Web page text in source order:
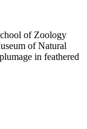
of Zoology
of Natural
in feathered